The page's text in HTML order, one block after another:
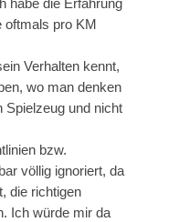
habe die Erfahrung
pro KM
Verhalten kennt,
wo man denken
Spielzeug und nicht
bzw.
völlig ignoriert, da
die richtigen
Ich würde mir da